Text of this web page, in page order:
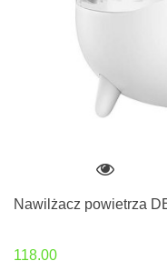
Nawilżacz powietrza
118.00